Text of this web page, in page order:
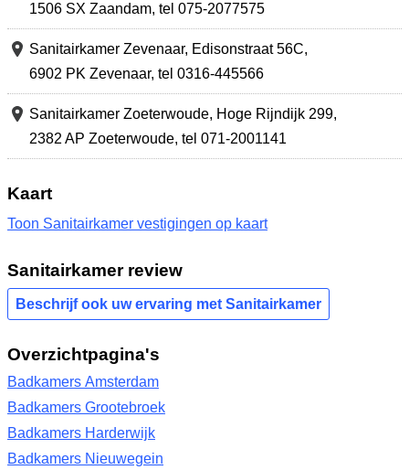
1506 SX Zaandam, tel 075-2077575
Sanitairkamer Zevenaar, Edisonstraat 56C,
6902 PK Zevenaar, tel 0316-445566
Sanitairkamer Zoeterwoude, Hoge Rijndijk 299,
2382 AP Zoeterwoude, tel 071-2001141
Kaart
Toon Sanitairkamer vestigingen op kaart
Sanitairkamer review
Beschrijf ook uw ervaring met Sanitairkamer
Overzichtpagina's
Badkamers Amsterdam
Badkamers Grootebroek
Badkamers Harderwijk
Badkamers Nieuwegein